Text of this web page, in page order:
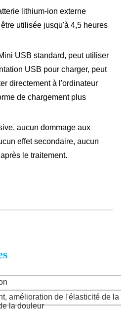
lithium-ion externe
utilisée jusqu'à 4,5 heures
USB standard, peut utiliser
USB pour charger, peut
directement à l'ordinateur
de chargement plus
aucun dommage aux
effet secondaire, aucun
le traitement.
amélioration de l'élasticité de la
la douleur